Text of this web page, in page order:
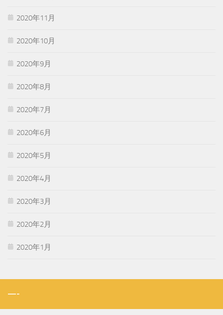
2020年11月
2020年10月
2020年9月
2020年8月
2020年7月
2020年6月
2020年5月
2020年4月
2020年3月
2020年2月
2020年1月
—-